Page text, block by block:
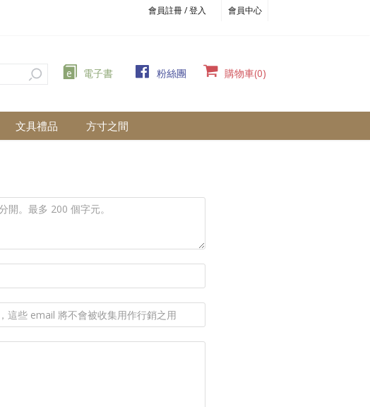
會員註冊 / 登入 會員中心
e 電子書 粉絲團 購物車(0)
文具禮品 方寸之間